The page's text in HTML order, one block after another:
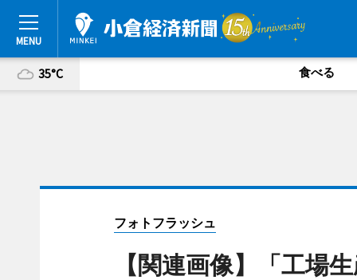
35°C 食べる
フォトフラッシュ
【関連画像】「工場